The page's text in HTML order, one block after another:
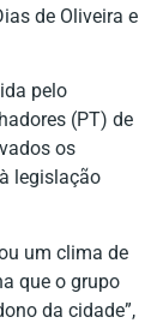
de Oliveira e
pelo
(PT) de
os
legislação
um clima de
que o grupo
da cidade”,